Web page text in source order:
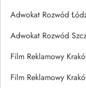
Adwokat Rozwód
Adwokat Rozwód
Film Reklamowy
Film Reklamowy